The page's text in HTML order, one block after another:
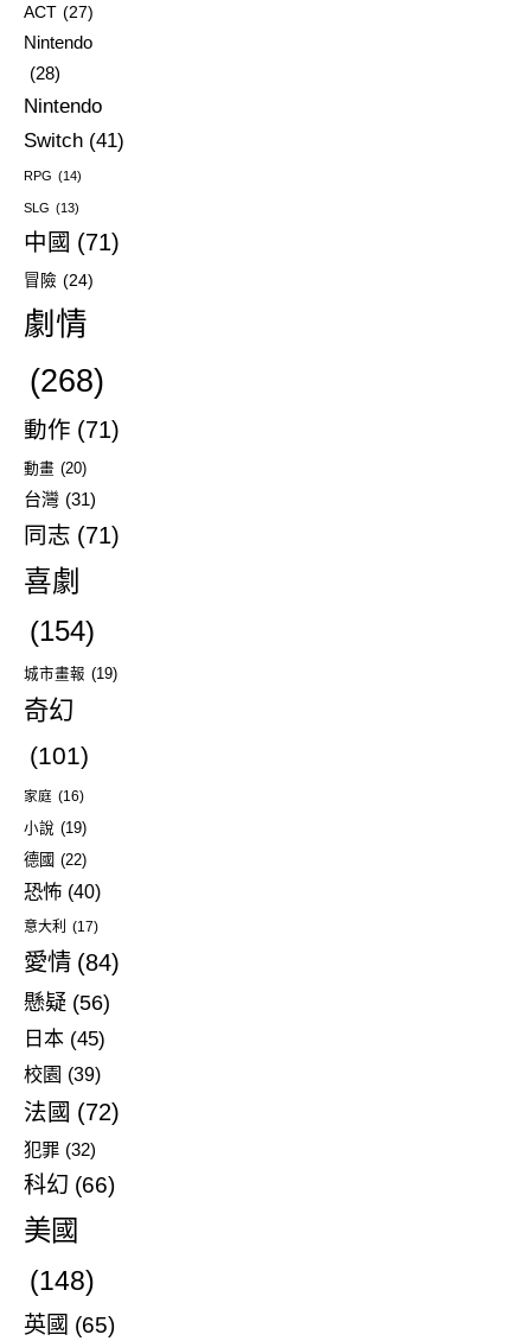
ACT (27)
Nintendo
(28)
Nintendo
Switch (41)
RPG (14)
SLG (13)
中國 (71)
冒險 (24)
劇情
(268)
動作 (71)
動畫 (20)
台灣 (31)
同志 (71)
喜劇
(154)
城市畫報 (19)
奇幻
(101)
家庭 (16)
小說 (19)
德國 (22)
恐怖 (40)
意大利 (17)
愛情 (84)
懸疑 (56)
日本 (45)
校園 (39)
法國 (72)
犯罪 (32)
科幻 (66)
美國
(148)
英國 (65)